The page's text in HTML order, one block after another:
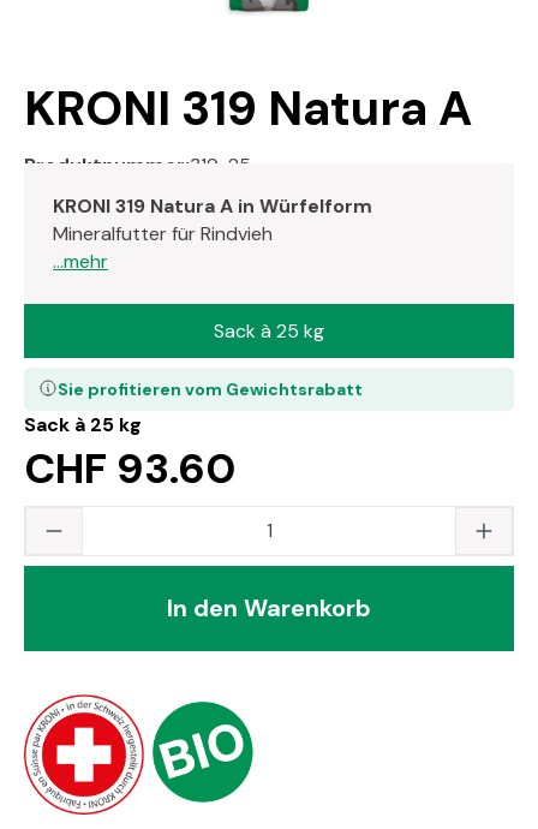
KRONI 319 Natura A
Produktnummer:319-25
KRONI 319 Natura A in Würfelform
Mineralfutter für Rindvieh
...mehr
Sack à 25 kg
CHF 93.60
Sie profitieren vom Gewichtsrabatt
Sack à 25 kg
Produkt Anzahl: Gib den gewünschten
In den Warenkorb